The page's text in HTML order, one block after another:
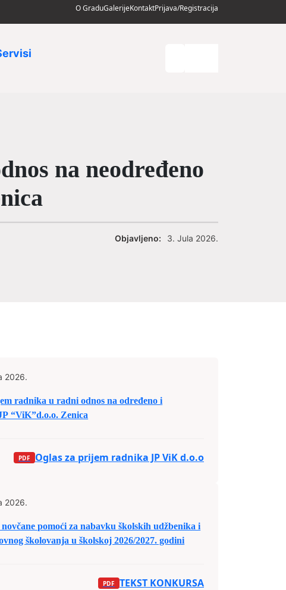
O GraduGalerijeKontaktPrijava/Registracija
na neodređeno
Objavljeno: 3. Jula 2026.
2026.
radnika u radni odnos na određeno i
“ViK”d.o.o. Zenica
Oglas za prijem radnika JP ViK d.o.o
2026.
pomoći za nabavku školskih udžbenika i
školovanja u školskoj 2026/2027. godini
TEKST KONKURSA